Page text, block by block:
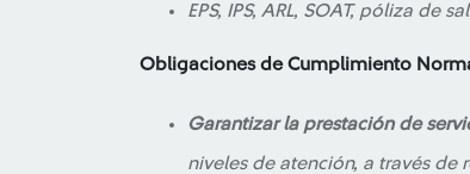
EPS, IPS, ARL, SOAT, póliza de
Obligaciones de Cumplimiento
Garantizar la prestación de
niveles de atención, a través de